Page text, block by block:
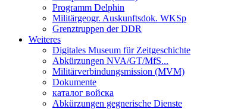
Programm Delphin
Militärgeogr. Auskunftsdok. WKSp
Grenztruppen der DDR
Weiteres
Digitales Museum für Zeitgeschichte
Abkürzungen NVA/GT/MfS...
Militärverbindungsmission (MVM)
Dokumente
каталог войска
Abkürzungen gegnerische Dienste